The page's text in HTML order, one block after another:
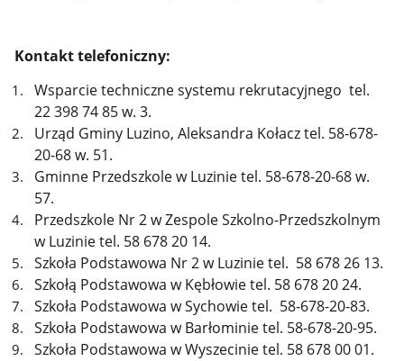
Kontakt telefoniczny:
Wsparcie techniczne systemu rekrutacyjnego tel.
22 398 74 85 w. 3.
Urząd Gminy Luzino, Aleksandra Kołacz tel. 58-678-
20-68 w. 51.
Gminne Przedszkole w Luzinie tel. 58-678-20-68 w.
57.
Przedszkole Nr 2 w Zespole Szkolno-Przedszkolnym
w Luzinie tel. 58 678 20 14.
Szkoła Podstawowa Nr 2 w Luzinie tel. 58 678 26 13.
Szkołą Podstawowa w Kębłowie tel. 58 678 20 24.
Szkoła Podstawowa w Sychowie tel. 58-678-20-83.
Szkoła Podstawowa w Barłominie tel. 58-678-20-95.
Szkoła Podstawowa w Wyszecinie tel. 58 678 00 01.